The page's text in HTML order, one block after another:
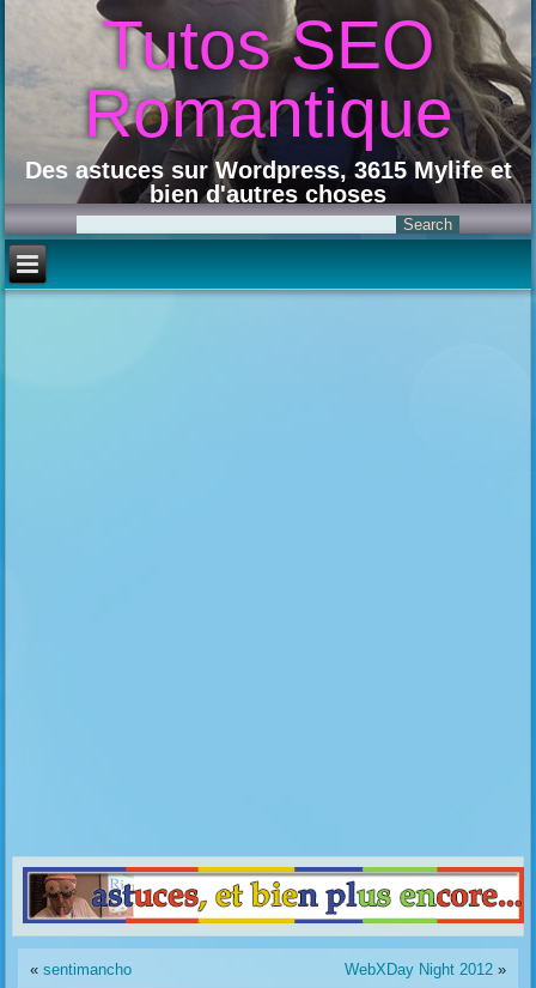
Tutos SEO
Romantique
Des astuces sur Wordpress, 3615 Mylife et
bien d'autres choses
«sentimancho WebXDay Night 2012»